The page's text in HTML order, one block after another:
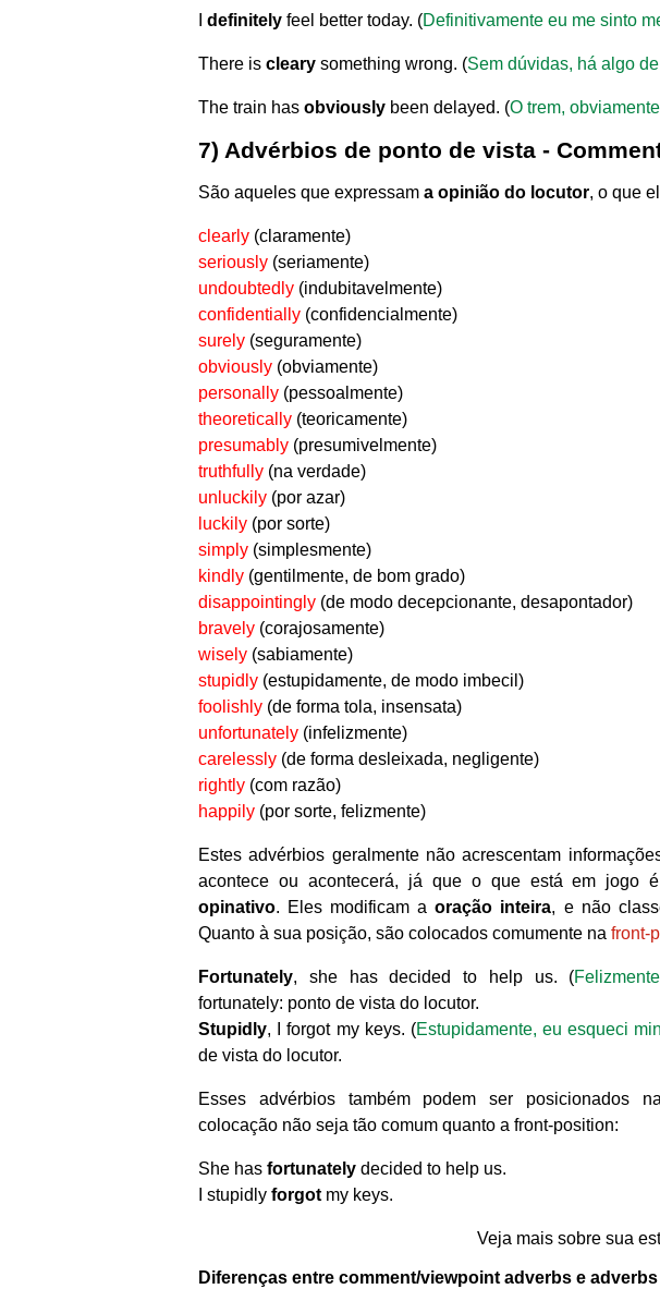
definitely feel better today. (Definitivamente eu me sinto
There is cleary something wrong. (Sem dúvidas, há algo
The train has obviously been delayed. (O trem,
7) Advérbios de ponto de vista -
São aqueles que expressam a opinião do locutor, o que
clearly (claramente)
seriously (seriamente)
undoubtedly (indubitavelmente)
confidentially (confidencialmente)
surely (seguramente)
obviously (obviamente)
personally (pessoalmente)
theoretically (teoricamente)
presumably (presumivelmente)
truthfully (na verdade)
unluckily (por azar)
luckily (por sorte)
simply (simplesmente)
kindly (gentilmente, de bom grado)
disappointingly (de modo decepcionante, desapontador)
bravely (corajosamente)
wisely (sabiamente)
stupidly (estupidamente, de modo imbecil)
foolishly (de forma tola, insensata)
unfortunately (infelizmente)
carelessly (de forma desleixada, negligente)
rightly (com razão)
happily (por sorte, felizmente)
Estes advérbios geralmente não acrescentam
acontece ou acontecerá, já que o que está em jogo
opinativo. Eles modificam aoração inteira, e não
Quanto à sua posição, são colocados comumente na front-
Fortunately, she has decided to help us. (
fortunately: ponto de vista do locutor.
Stupidly, I forgot my keys. (Estupidamente, eu esqueci
de vista do locutor.
Esses advérbios também podem ser posicionados
colocação não seja tão comum quanto a front-position:
She has fortunately decided to help us.
I stupidly forgot my keys.
Veja mais sobre sua
Diferenças entre comment/viewpoint adverbs e